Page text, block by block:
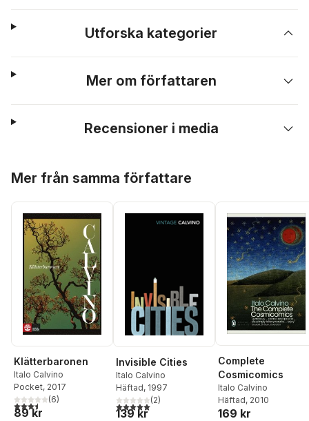
Utforska kategorier
Mer om författaren
Recensioner i media
Mer från samma författare
Klätterbaronen
Italo Calvino
Pocket, 2017
3,5utav 5 stjärnor. Totalt antal röster:
(6)
89 kr
Invisible Cities
Italo Calvino
Häftad, 1997
5,0utav 5 stjärnor. Totalt antal röster:
(2)
139 kr
Complete
Cosmicomics
Italo Calvino
Häftad, 2010
169 kr